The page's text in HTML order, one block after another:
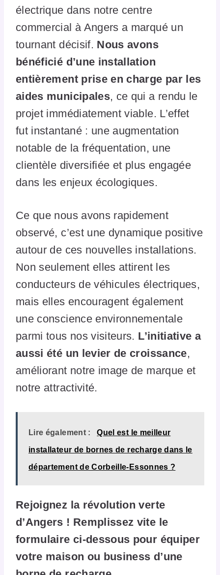
électrique dans notre centre
commercial à Angers a marqué un
tournant décisif. Nous avons
bénéficié d’une installation
entièrement prise en charge par les
aides municipales, ce qui a rendu le
projet immédiatement viable. L’effet
fut instantané : une augmentation
notable de la fréquentation, une
clientèle diversifiée et plus engagée
dans les enjeux écologiques.
Ce que nous avons rapidement
observé, c’est une dynamique positive
autour de ces nouvelles installations.
Non seulement elles attirent les
conducteurs de véhicules électriques,
mais elles encouragent également
une conscience environnementale
parmi tous nos visiteurs. L’initiative a
aussi été un levier de croissance,
améliorant notre image de marque et
notre attractivité.
Lire également : Quel est le meilleur
installateur de bornes de recharge dans le
département de Corbeille-Essonnes ?
Rejoignez la révolution verte
d’Angers ! Remplissez vite le
formulaire ci-dessous pour équiper
votre maison ou business d’une